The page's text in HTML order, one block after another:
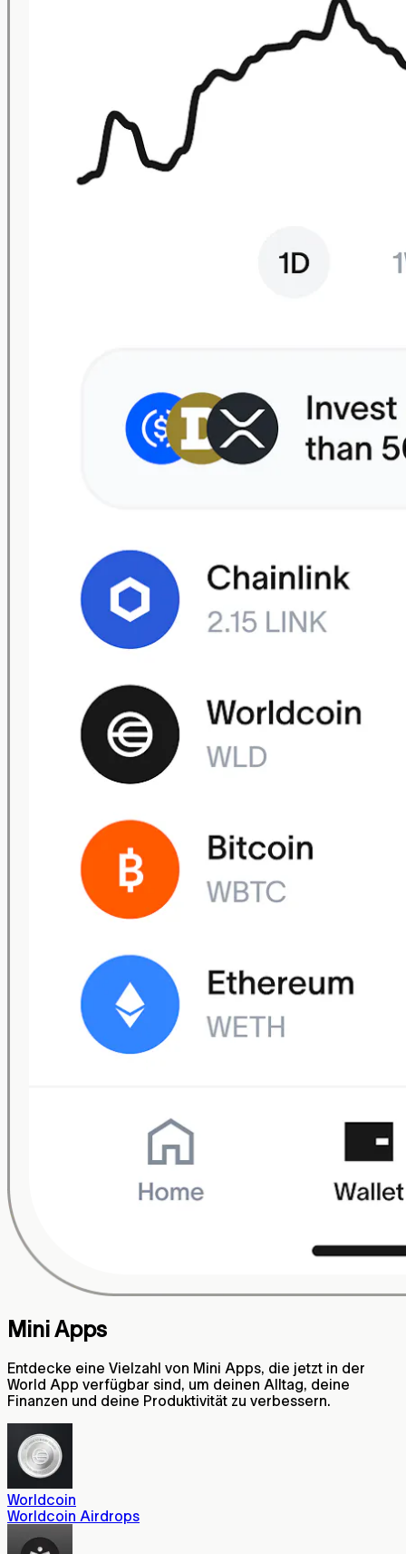
Mini Apps
Entdecke eine Vielzahl von Mini Apps, die jetzt in der
World App verfügbar sind, um deinen Alltag, deine
Finanzen und deine Produktivität zu verbessern.
Worldcoin
Worldcoin Airdrops